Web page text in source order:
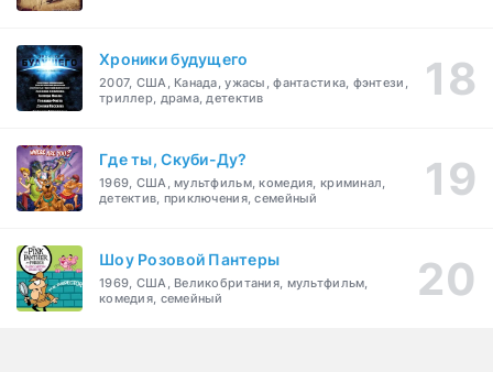
Хроники будущего
2007, США, Канада, ужасы, фантастика, фэнтези,
триллер, драма, детектив
Где ты, Скуби-Ду?
1969, США, мультфильм, комедия, криминал,
детектив, приключения, семейный
Шоу Розовой Пантеры
1969, США, Великобритания, мультфильм,
комедия, семейный